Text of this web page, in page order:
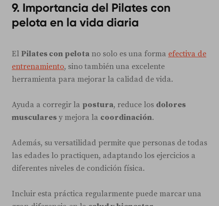
9. Importancia del Pilates con
pelota en la vida diaria
El Pilates con pelota no solo es una forma efectiva de
entrenamiento, sino también una excelente
herramienta para mejorar la calidad de vida.
Ayuda a corregir la postura, reduce los dolores
musculares y mejora la coordinación.
Además, su versatilidad permite que personas de todas
las edades lo practiquen, adaptando los ejercicios a
diferentes niveles de condición física.
Incluir esta práctica regularmente puede marcar una